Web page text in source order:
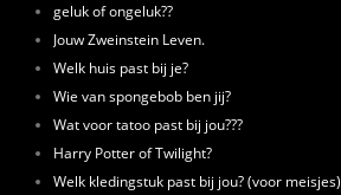
geluk of ongeluk??
Jouw Zweinstein Leven.
Welk huis past bij je?
Wie van spongebob ben jij?
Wat voor tatoo past bij jou???
Harry Potter of Twilight?
Welk kledingstuk past bij jou? (voor meisjes)